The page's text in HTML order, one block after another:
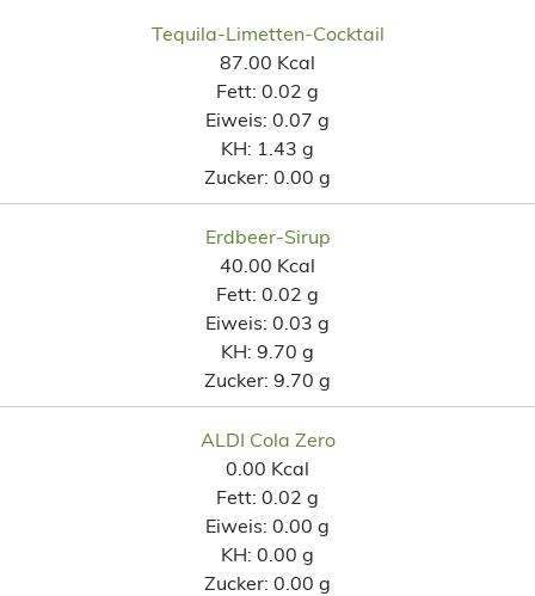
Tequila-Limetten-Cocktail
87.00 Kcal
Fett: 0.02 g
Eiweis: 0.07 g
KH: 1.43 g
Zucker: 0.00 g
Erdbeer-Sirup
40.00 Kcal
Fett: 0.02 g
Eiweis: 0.03 g
KH: 9.70 g
Zucker: 9.70 g
ALDI Cola Zero
0.00 Kcal
Fett: 0.02 g
Eiweis: 0.00 g
KH: 0.00 g
Zucker: 0.00 g